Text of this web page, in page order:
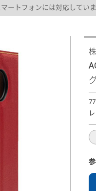
ートフォンには対応していま